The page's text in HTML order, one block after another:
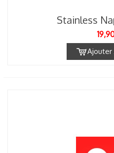
Stainless
Ajouter